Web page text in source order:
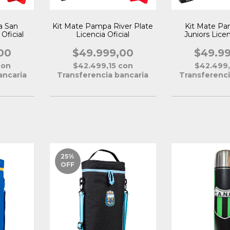
San
Kit Mate Pampa River Plate
Licencia Oficial
$49.999,00
$42.499,15 con
Transferencia bancaria
Kit Mate
Juniors
25%
OFF